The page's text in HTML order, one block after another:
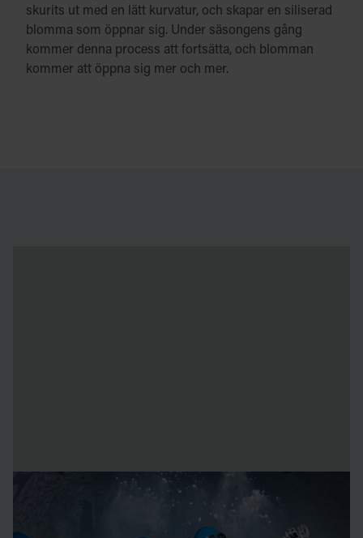
skurits ut med en lätt kurvatur, och skapar en siliserad
blomma som öppnar sig. Under säsongens gång
kommer denna process att fortsätta, och blomman
kommer att öppna sig mer och mer.
Om konstnärerna
(en arkitekt från Bulgarien) och
Wouter